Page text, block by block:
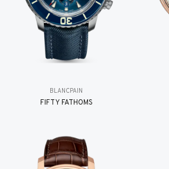
BLANCPAIN
FIFTY FATHOMS